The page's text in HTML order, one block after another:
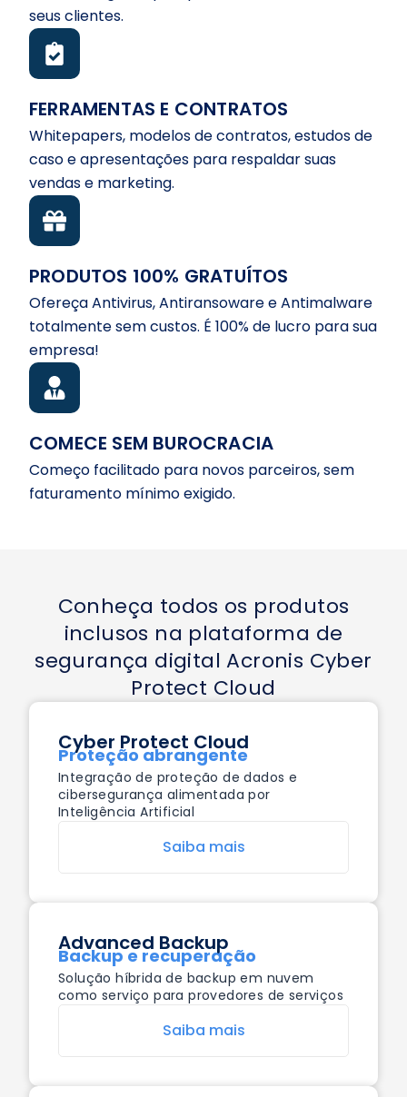
seus clientes.
FERRAMENTAS E CONTRATOS
Whitepapers, modelos de contratos, estudos de
caso e apresentações para respaldar suas
vendas e marketing.
PRODUTOS 100% GRATUÍTOS
Ofereça Antivirus, Antiransoware e Antimalware
totalmente sem custos. É 100% de lucro para sua
empresa!
COMECE SEM BUROCRACIA
Começo facilitado para novos parceiros, sem
faturamento mínimo exigido.
Conheça todos os produtos
inclusos na plataforma de
segurança digital Acronis Cyber
Protect Cloud
Cyber Protect Cloud
Proteção abrangente
Integração de proteção de dados e
cibersegurança alimentada por
Inteligência Artificial
Saiba mais
Advanced Backup
Backup e recuperação
Solução híbrida de backup em nuvem
como serviço para provedores de serviços
Saiba mais